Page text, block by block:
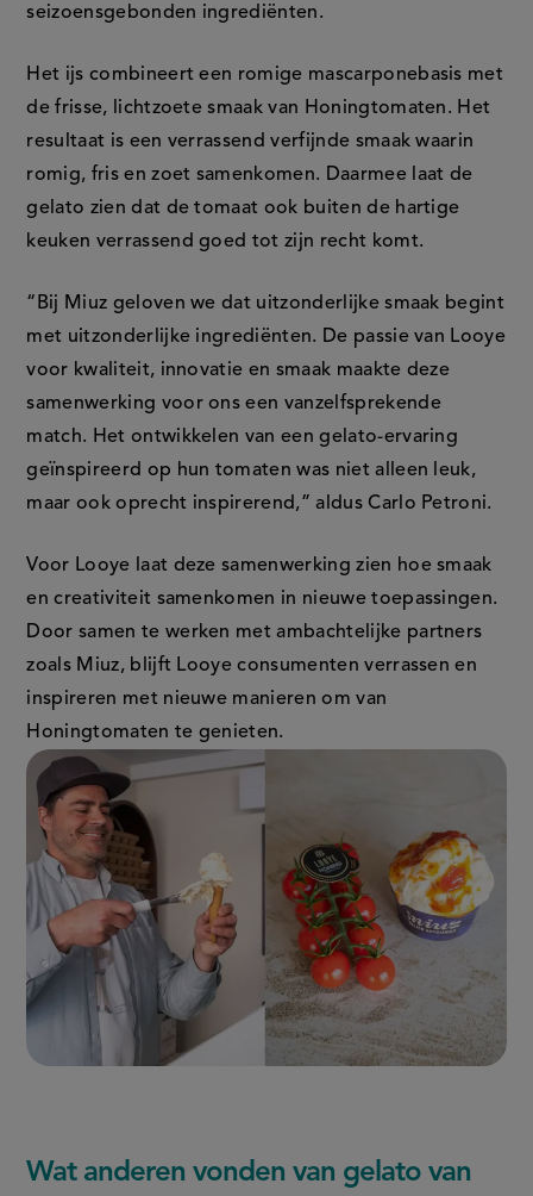
seizoensgebonden ingrediënten.
Het ijs combineert een romige mascarponebasis met
de frisse, lichtzoete smaak van Honingtomaten. Het
resultaat is een verrassend verfijnde smaak waarin
romig, fris en zoet samenkomen. Daarmee laat de
gelato zien dat de tomaat ook buiten de hartige
keuken verrassend goed tot zijn recht komt.
“Bij Miuz geloven we dat uitzonderlijke smaak begint
met uitzonderlijke ingrediënten. De passie van Looye
voor kwaliteit, innovatie en smaak maakte deze
samenwerking voor ons een vanzelfsprekende
match. Het ontwikkelen van een gelato-ervaring
geïnspireerd op hun tomaten was niet alleen leuk,
maar ook oprecht inspirerend,” aldus Carlo Petroni.
Voor Looye laat deze samenwerking zien hoe smaak
en creativiteit samenkomen in nieuwe toepassingen.
Door samen te werken met ambachtelijke partners
zoals Miuz, blijft Looye consumenten verrassen en
inspireren met nieuwe manieren om van
Honingtomaten te genieten.
Wat anderen vonden van gelato van